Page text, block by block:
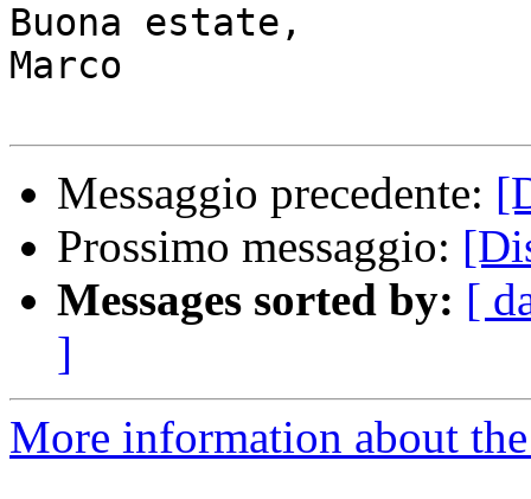
Buona estate,
Marco
Messaggio precedente:
Prossimo messaggio:
Messages sorted by: [
]
More information about